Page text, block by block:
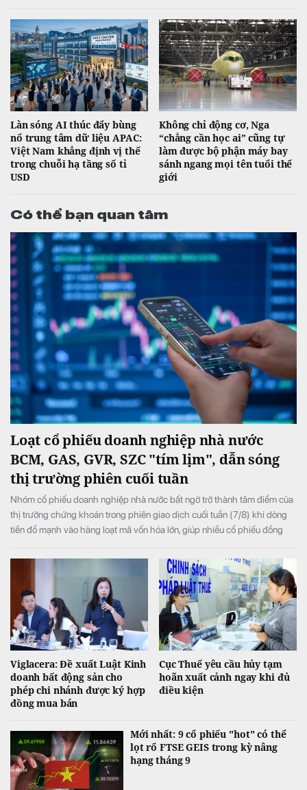
Làn sóng AI thúc đẩy bùng
nổ trung tâm dữ liệu APAC:
Việt Nam khẳng định vị thế
trong chuỗi hạ tầng số tỉ
USD
Không chỉ động cơ, Nga
“chẳng cần học ai” cũng tự
làm được bộ phận máy bay
sánh ngang mọi tên tuổi thế
giới
Có thể bạn quan tâm
Loạt cổ phiếu doanh nghiệp nhà nước
BCM, GAS, GVR, SZC "tím lịm", dẫn sóng
thị trường phiên cuối tuần
Nhóm cổ phiếu doanh nghiệp nhà nước bất ngờ trở thành tâm điểm của
thị trường chứng khoán trong phiên giao dịch cuối tuần (7/8) khi dòng
tiền đổ mạnh vào hàng loạt mã vốn hóa lớn, giúp nhiều cổ phiếu đồng
trong sắc đỏ.
Viglacera: Đề xuất Luật Kinh
doanh bất động sản cho
phép chi nhánh được ký hợp
đồng mua bán
Cục Thuế yêu cầu hủy tạm
hoãn xuất cảnh ngay khi đủ
điều kiện
Mới nhất: 9 cổ phiếu "hot" có thể
lọt rổ FTSE GEIS trong kỳ nâng
hạng tháng 9